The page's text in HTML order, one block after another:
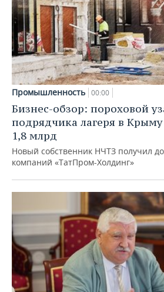
Промышленность 00:00
Бизнес-обзор: пороховой
подрядчика лагеря в
1,8 млрд
Новый собственник НЧТЗ получил
компаний «ТатПром-Холдинг»